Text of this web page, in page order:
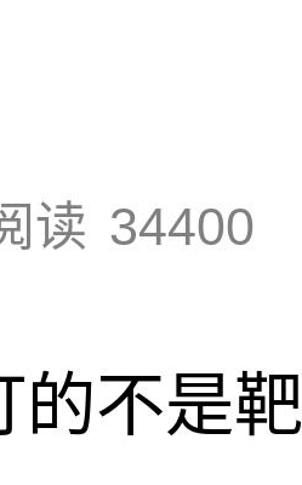
读 34400
的不是靶